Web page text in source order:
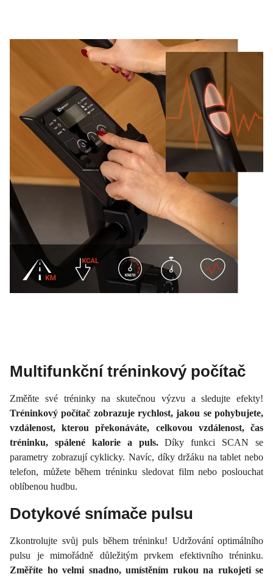
Multifunkční tréninkový počítač
Změňte své tréninky na skutečnou výzvu a sledujte efekty!
Tréninkový počítač zobrazuje rychlost, jakou se pohybujete,
vzdálenost, kterou překonáváte, celkovou vzdálenost, čas
tréninku, spálené kalorie a puls.Díky funkci SCAN se
parametry zobrazují cyklicky. Navíc, díky držáku na tablet nebo
telefon, můžete během tréninku sledovat film nebo poslouchat
oblíbenou hudbu.
Dotykové snímače pulsu
Zkontrolujte svůj puls během tréninku! Udržování optimálního
pulsu je mimořádně důležitým prvkem efektivního tréninku.
Změříte ho velmi snadno, umístěním rukou na rukojeti se